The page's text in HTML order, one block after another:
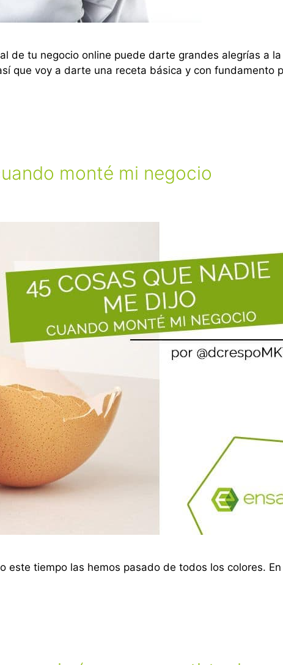
de tu negocio online puede darte grandes alegrías a
que voy a darte una receta básica y con fundamento
monté mi negocio
este tiempo las hemos pasado de todos los colores.